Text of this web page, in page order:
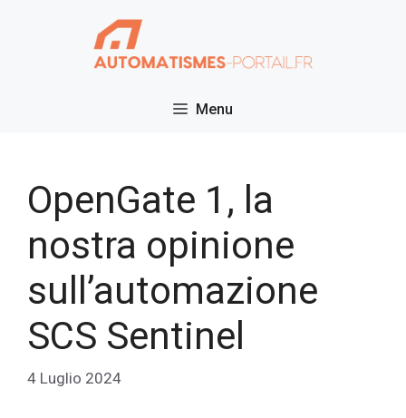
Menu
OpenGate 1, la
nostra opinione
sull’automazione
SCS Sentinel
4 Luglio 2024